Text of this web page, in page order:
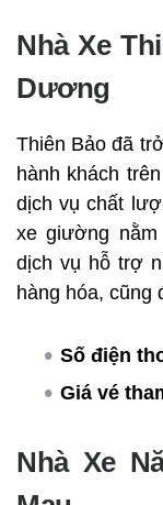
Nhà Xe
Dương
Thiên Bảo đã
hành khách
dịch vụ chất
xe giường
dịch vụ hỗ trợ
hàng hóa, cũng
Số điện
Giá vé
Nhà Xe